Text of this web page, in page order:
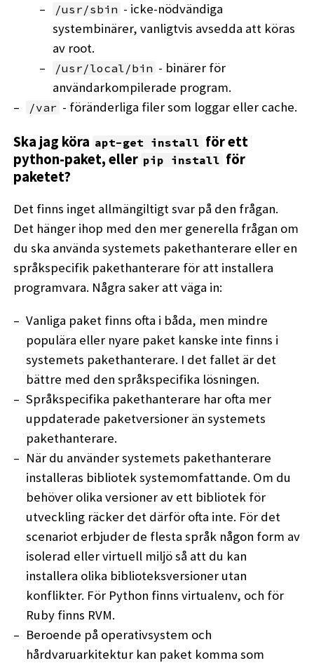
/usr/sbin - icke-nödvändiga
systembinärer, vanligtvis avsedda att köras
av root.
/usr/local/bin - binärer för
användarkompilerade program.
/var - föränderliga filer som loggar eller cache.
Ska jag köra apt-get install för ett
python-paket, eller pip install för
paketet?
Det finns inget allmängiltigt svar på den frågan.
Det hänger ihop med den mer generella frågan om
du ska använda systemets pakethanterare eller en
språkspecifik pakethanterare för att installera
programvara. Några saker att väga in:
Vanliga paket finns ofta i båda, men mindre
populära eller nyare paket kanske inte finns i
systemets pakethanterare. I det fallet är det
bättre med den språkspecifika lösningen.
Språkspecifika pakethanterare har ofta mer
uppdaterade paketversioner än systemets
pakethanterare.
När du använder systemets pakethanterare
installeras bibliotek systemomfattande. Om du
behöver olika versioner av ett bibliotek för
utveckling räcker det därför ofta inte. För det
scenariot erbjuder de flesta språk någon form av
isolerad eller virtuell miljö så att du kan
installera olika biblioteksversioner utan
konflikter. För Python finns virtualenv, och för
Ruby finns RVM.
Beroende på operativsystem och
hårdvaruarkitektur kan paket komma som